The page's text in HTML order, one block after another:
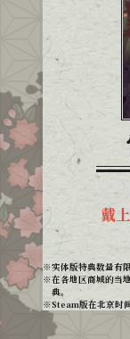
戴
实体版特典数量有
在各地区商城的当
典。
Steam版在北京时